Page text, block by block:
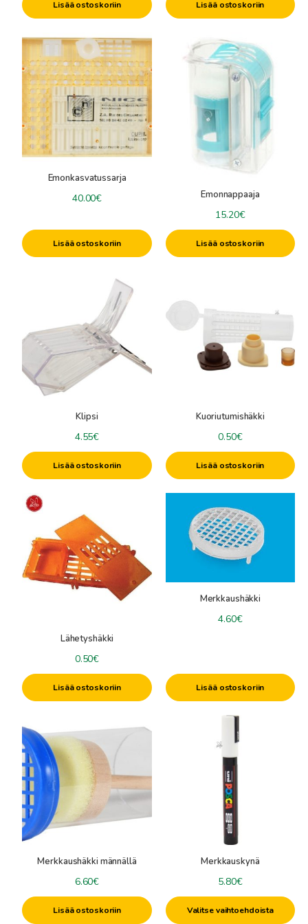
Mehiläistarvike-ale
Lisää ostoskoriin Lisää ostoskoriin
Emonkasvatussarja
40.00€
Lisää ostoskoriin
Emonnappaaja
15.20€
Lisää ostoskoriin
Klipsi
4.55€
Lisää ostoskoriin
Kuoriutumishäkki
0.50€
Lisää ostoskoriin
Lähetyshäkki
0.50€
Lisää ostoskoriin
Merkkaushäkki
4.60€
Lisää ostoskoriin
Merkkaushäkki männällä
6.60€
Lisää ostoskoriin
Merkkauskynä
5.80€
Valitse vaihtoehdoista